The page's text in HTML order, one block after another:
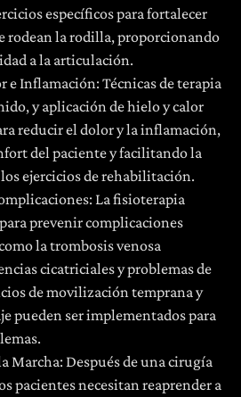
específicos para fortalecer
rodean la rodilla, proporcionando
a la articulación.
e Inflamación: Técnicas de terapia
y aplicación de hielo y calor
reducir el dolor y la inflamación,
del paciente y facilitando la
ejercicios de rehabilitación.
La fisioterapia
prevenir complicaciones
la trombosis venosa
cicatriciales y problemas de
de movilización temprana y
pueden ser implementados para
Marcha: Después de una cirugía
pacientes necesitan reaprender a